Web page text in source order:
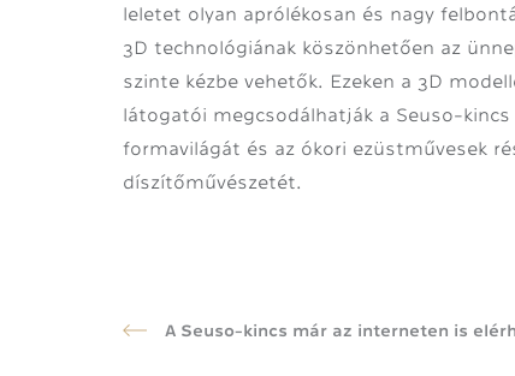
leletet olyan aprólékosan és nagy
3D technológiának köszönhetően az
szinte kézbe vehetők. Ezeken a 3D
látogatói megcsodálhatják a Seuso-
formavilágát és az ókori ezüstművesek
díszítőművészetét.
A Seuso-kincs már az interneten is